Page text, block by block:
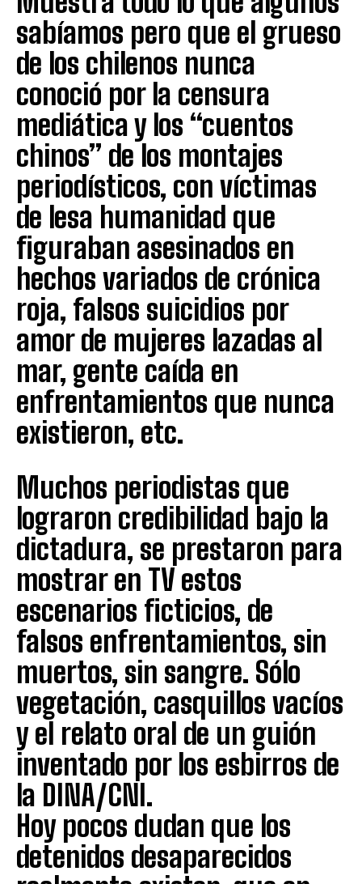
sabíamos pero que el grueso
de los chilenos nunca
conoció por la censura
mediática y los “cuentos
chinos” de los montajes
periodísticos, con víctimas
de lesa humanidad que
figuraban asesinados en
hechos variados de crónica
roja, falsos suicidios por
amor de mujeres lazadas al
mar, gente caída en
enfrentamientos que nunca
existieron, etc.
Muchos periodistas que
lograron credibilidad bajo la
dictadura, se prestaron para
mostrar en TV estos
escenarios ficticios, de
falsos enfrentamientos, sin
muertos, sin sangre. Sólo
vegetación, casquillos vacíos
y el relato oral de un guión
inventado por los esbirros de
la DINA/CNI.
Hoy pocos dudan que los
detenidos desaparecidos